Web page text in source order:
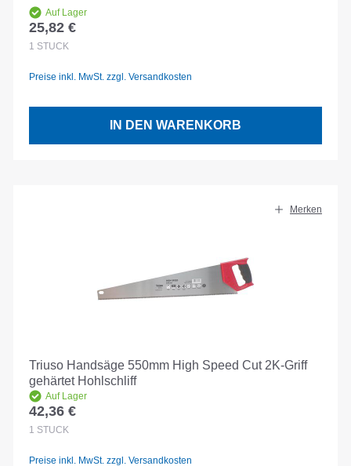
Auf Lager
Regulärer Preis:
25,82 €
1 STÜCK
Preise inkl. MwSt. zzgl. Versandkosten
IN DEN WARENKORB
Merken
Triuso Handsäge 550mm High Speed Cut 2K-Griff
gehärtet Hohlschliff
Auf Lager
Regulärer Preis:
42,36 €
1 STÜCK
Preise inkl. MwSt. zzgl. Versandkosten